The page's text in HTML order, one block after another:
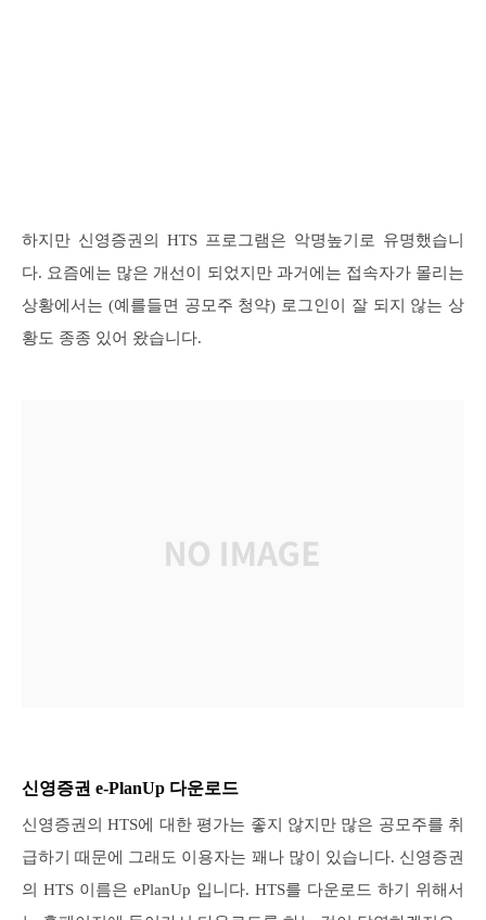
하지만 신영증권의 HTS 프로그램은 악명높기로 유명했습니
다. 요즘에는 많은 개선이 되었지만 과거에는 접속자가 몰리는
상황에서는 (예를들면 공모주 청약) 로그인이 잘 되지 않는 상
황도 종종 있어 왔습니다.
신영증권 e-PlanUp 다운로드
신영증권의 HTS에 대한 평가는 좋지 않지만 많은 공모주를 취
급하기 때문에 그래도 이용자는 꽤나 많이 있습니다. 신영증권
의 HTS 이름은 ePlanUp 입니다. HTS를 다운로드 하기 위해서